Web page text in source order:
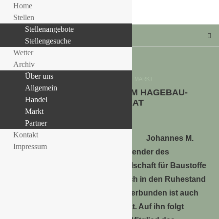
FÜHRUNGSWECHSEL IM HAGEBAU-
AUFSICHTSRAT
Johannes M.
Schuller (65), langjähriger Vorsitzender des
Aufsichtsrates der Handelsgesellschaft für Baustoffe
mbH & Co. KG, verabschiedet sich in den Ruhestand
und legt sein Amt nieder. Damit verbunden ist auch
sein Austritt aus dem Aufsichtsrat. Auf ihn folgt
Home
Stellen
Stellenangebote
Stellengesuche
Wetter
Archiv
Über uns
Allgemein
Handel
Markt
Partner
Kontakt
Impressum